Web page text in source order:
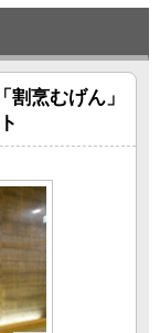
割烹むげん」